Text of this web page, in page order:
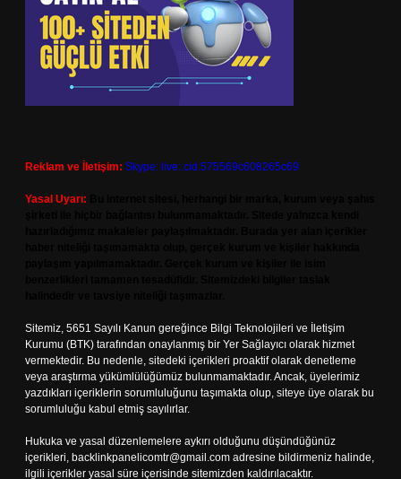
Reklam ve İletişim: Skype: live:.cid.575569c608265c69
Yasal Uyarı:
Sitemiz, 5651 Sayılı Kanun gereğince Bilgi Teknolojileri ve İletişim
Kurumu (BTK) tarafından onaylanmış bir Yer Sağlayıcı olarak hizmet
vermektedir. Bu nedenle, sitedeki içerikleri proaktif olarak denetleme
veya araştırma yükümlülüğümüz bulunmamaktadır. Ancak, üyelerimiz
yazdıkları içeriklerin sorumluluğunu taşımakta olup, siteye üye olarak bu
sorumluluğu kabul etmiş sayılırlar.
Hukuka ve yasal düzenlemelere aykırı olduğunu düşündüğünüz
içerikleri, backlinkpanelicomtr@gmail.com adresine bildirmeniz halinde,
ilgili içerikler yasal süre içerisinde sitemizden kaldırılacaktır.